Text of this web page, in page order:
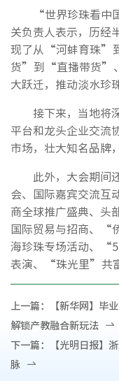
“世界珍珠看中
关负责人表示，历经
现了从“河蚌育珠”
货”到“直播带货”
大跃迁，推动淡水珍
接下来，当地将
平台和龙头企业交流
市场，壮大知名品牌
此外，大会期间
会、国际嘉宾交流互
商全球推广盛典、头
国际贸易与招商、“
海珍珠专场活动、
表演、“珠光里”共
上一篇：
【新华网】
解锁产教融合新玩法
下一篇：
【光明日报】
脉